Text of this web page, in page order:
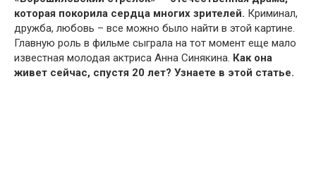
которая покорила сердца многих зрителей. Криминал,
дружба, любовь – все можно было найти в этой картине.
Главную роль в фильме сыграла на тот момент еще мало
известная молодая актриса Анна Синякина. Как она
живет сейчас, спустя 20 лет? Узнаете в этой статье.